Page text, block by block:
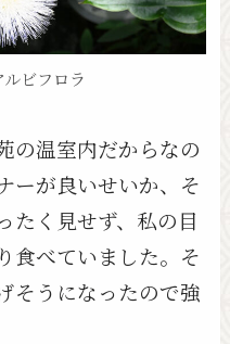
ビフロラ
の温室内だからなの
ーが良いせいか、そ
たく見せず、私の目
食べていました。そ
そうになったので強